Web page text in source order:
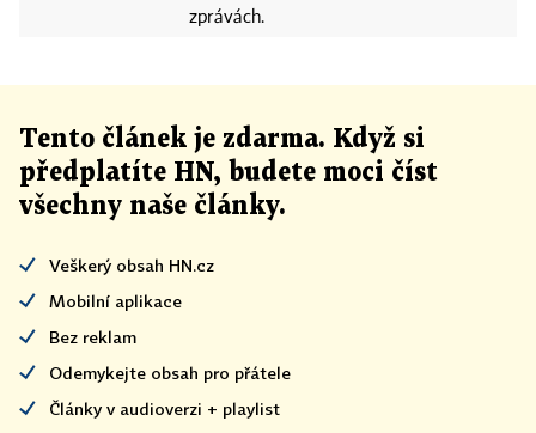
zprávách.
Tento článek je zdarma. Když si
předplatíte HN, budete moci číst
všechny naše články.
Veškerý obsah HN.cz
Mobilní aplikace
Bez reklam
Odemykejte obsah pro přátele
Články v audioverzi + playlist